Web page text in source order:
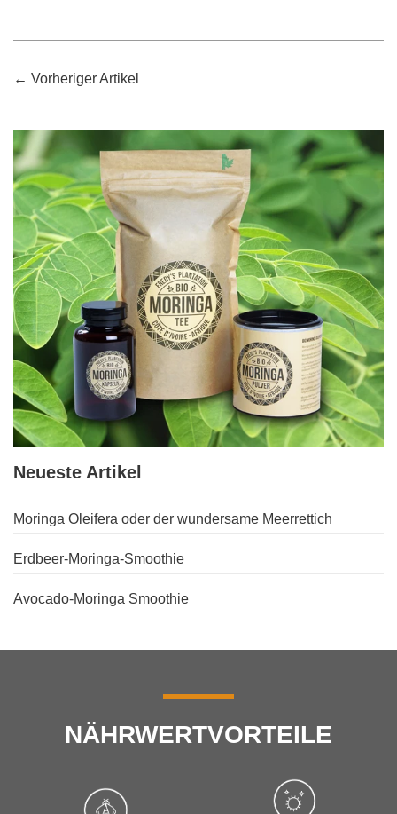
← Vorheriger Artikel
Neueste Artikel
Moringa Oleifera oder der wundersame Meerrettich
Erdbeer-Moringa-Smoothie
Avocado-Moringa Smoothie
NÄHRWERTVORTEILE